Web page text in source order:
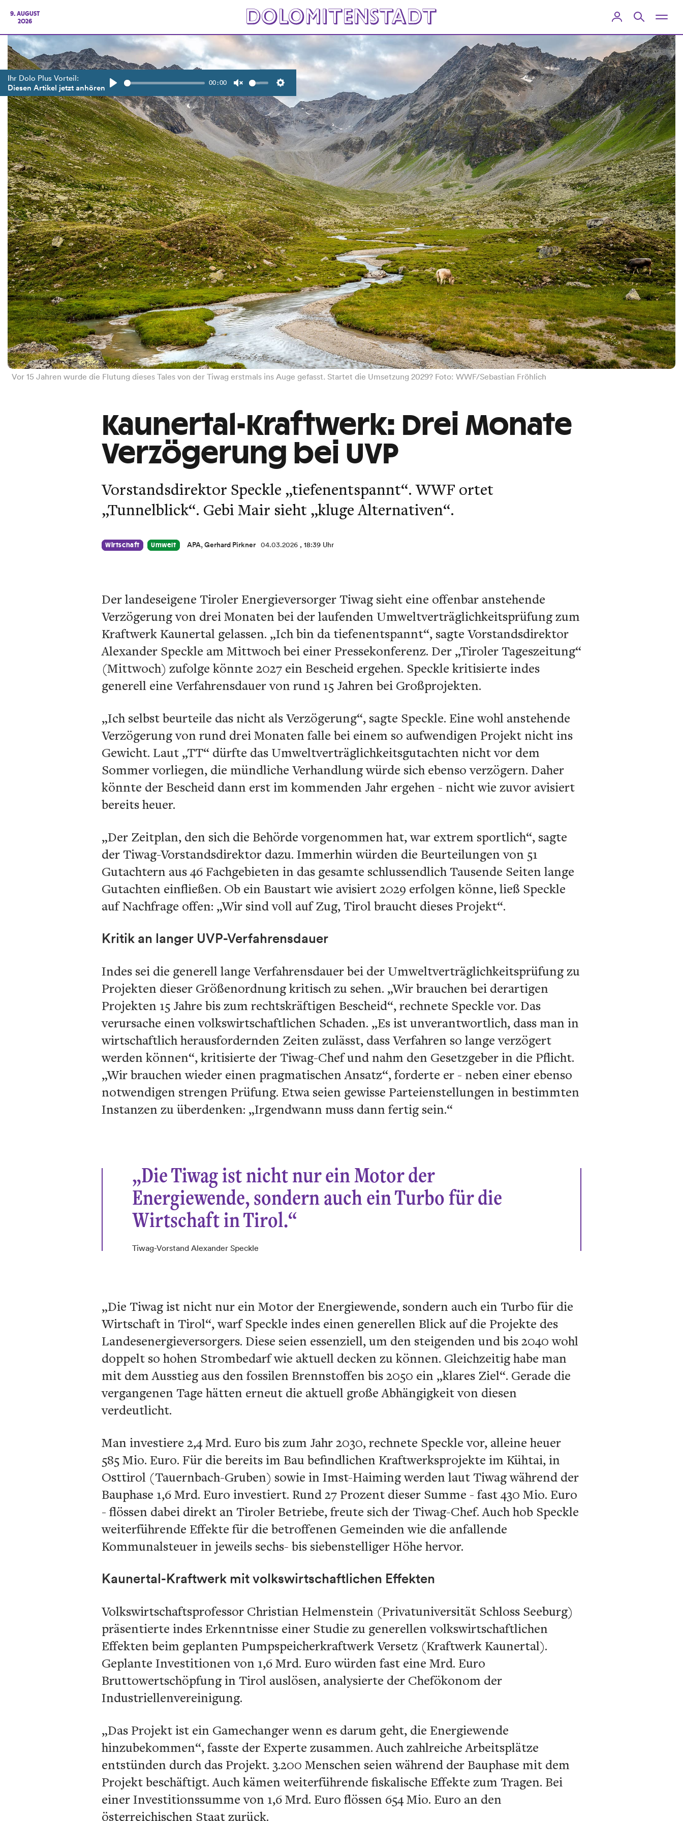
9. AUGUST
2026
Ihr Dolo Plus Vorteil:
Diesen Artikel jetzt anhören 00:00
Vor 15 Jahren wurde die Flutung dieses Tales von der Tiwag erstmals ins Auge gefasst. Startet die Umsetzung 2029? Foto: WWF/Sebastian Fröhlich
Kaunertal-Kraftwerk: Drei Monate
Verzögerung bei UVP
Vorstandsdirektor Speckle „tiefenentspannt“. WWF ortet
„Tunnelblick“. Gebi Mair sieht „kluge Alternativen“.
Wirtschaft Umwelt APA, Gerhard Pirkner 04.03.2026 , 18:39 Uhr
Der landeseigene Tiroler Energieversorger Tiwag sieht eine offenbar anstehende
Verzögerung von drei Monaten bei der laufenden Umweltverträglichkeitsprüfung zum
Kraftwerk Kaunertal gelassen. „Ich bin da tiefenentspannt“, sagte Vorstandsdirektor
Alexander Speckle am Mittwoch bei einer Pressekonferenz. Der „Tiroler Tageszeitung“
(Mittwoch) zufolge könnte 2027 ein Bescheid ergehen. Speckle kritisierte indes
generell eine Verfahrensdauer von rund 15 Jahren bei Großprojekten.
„Ich selbst beurteile das nicht als Verzögerung“, sagte Speckle. Eine wohl anstehende
Verzögerung von rund drei Monaten falle bei einem so aufwendigen Projekt nicht ins
Gewicht. Laut „TT“ dürfte das Umweltverträglichkeitsgutachten nicht vor dem
Sommer vorliegen, die mündliche Verhandlung würde sich ebenso verzögern. Daher
könnte der Bescheid dann erst im kommenden Jahr ergehen - nicht wie zuvor avisiert
bereits heuer.
„Der Zeitplan, den sich die Behörde vorgenommen hat, war extrem sportlich“, sagte
der Tiwag-Vorstandsdirektor dazu. Immerhin würden die Beurteilungen von 51
Gutachtern aus 46 Fachgebieten in das gesamte schlussendlich Tausende Seiten lange
Gutachten einfließen. Ob ein Baustart wie avisiert 2029 erfolgen könne, ließ Speckle
auf Nachfrage offen: „Wir sind voll auf Zug, Tirol braucht dieses Projekt“.
Kritik an langer UVP-Verfahrensdauer
Indes sei die generell lange Verfahrensdauer bei der Umweltverträglichkeitsprüfung zu
Projekten dieser Größenordnung kritisch zu sehen. „Wir brauchen bei derartigen
Projekten 15 Jahre bis zum rechtskräftigen Bescheid“, rechnete Speckle vor. Das
verursache einen volkswirtschaftlichen Schaden. „Es ist unverantwortlich, dass man in
wirtschaftlich herausfordernden Zeiten zulässt, dass Verfahren so lange verzögert
werden können“, kritisierte der Tiwag-Chef und nahm den Gesetzgeber in die Pflicht.
„Wir brauchen wieder einen pragmatischen Ansatz“, forderte er - neben einer ebenso
notwendigen strengen Prüfung. Etwa seien gewisse Parteienstellungen in bestimmten
Instanzen zu überdenken: „Irgendwann muss dann fertig sein.“
„Die Tiwag ist nicht nur ein Motor der
Energiewende, sondern auch ein Turbo für die
Wirtschaft in Tirol.“
Tiwag-Vorstand Alexander Speckle
„Die Tiwag ist nicht nur ein Motor der Energiewende, sondern auch ein Turbo für die
Wirtschaft in Tirol“, warf Speckle indes einen generellen Blick auf die Projekte des
Landesenergieversorgers. Diese seien essenziell, um den steigenden und bis 2040 wohl
doppelt so hohen Strombedarf wie aktuell decken zu können. Gleichzeitig habe man
mit dem Ausstieg aus den fossilen Brennstoffen bis 2050 ein „klares Ziel“. Gerade die
vergangenen Tage hätten erneut die aktuell große Abhängigkeit von diesen
verdeutlicht.
Man investiere 2,4 Mrd. Euro bis zum Jahr 2030, rechnete Speckle vor, alleine heuer
585 Mio. Euro. Für die bereits im Bau befindlichen Kraftwerksprojekte im Kühtai, in
Osttirol (Tauernbach-Gruben) sowie in Imst-Haiming werden laut Tiwag während der
Bauphase 1,6 Mrd. Euro investiert. Rund 27 Prozent dieser Summe - fast 430 Mio. Euro
- flössen dabei direkt an Tiroler Betriebe, freute sich der Tiwag-Chef. Auch hob Speckle
weiterführende Effekte für die betroffenen Gemeinden wie die anfallende
Kommunalsteuer in jeweils sechs- bis siebenstelliger Höhe hervor.
Kaunertal-Kraftwerk mit volkswirtschaftlichen Effekten
Volkswirtschaftsprofessor Christian Helmenstein (Privatuniversität Schloss Seeburg)
präsentierte indes Erkenntnisse einer Studie zu generellen volkswirtschaftlichen
Effekten beim geplanten Pumpspeicherkraftwerk Versetz (Kraftwerk Kaunertal).
Geplante Investitionen von 1,6 Mrd. Euro würden fast eine Mrd. Euro
Bruttowertschöpfung in Tirol auslösen, analysierte der Chefökonom der
Industriellenvereinigung.
„Das Projekt ist ein Gamechanger wenn es darum geht, die Energiewende
hinzubekommen“, fasste der Experte zusammen. Auch zahlreiche Arbeitsplätze
entstünden durch das Projekt. 3.200 Menschen seien während der Bauphase mit dem
Projekt beschäftigt. Auch kämen weiterführende fiskalische Effekte zum Tragen. Bei
einer Investitionssumme von 1,6 Mrd. Euro flössen 654 Mio. Euro an den
österreichischen Staat zurück.